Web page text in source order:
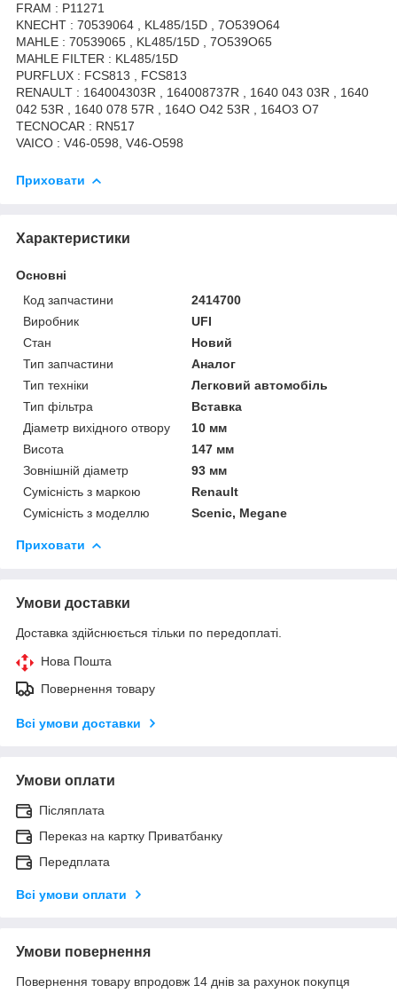
FRAM : P11271
KNECHT : 70539064 , KL485/15D , 7O539O64
MAHLE : 70539065 , KL485/15D , 7O539O65
MAHLE FILTER : KL485/15D
PURFLUX : FCS813 , FCS813
RENAULT : 164004303R , 164008737R , 1640 043 03R , 1640
042 53R , 1640 078 57R , 164O O42 53R , 164O3 O7
TECNOCAR : RN517
VAICO : V46-0598, V46-O598
Приховати
Характеристики
Основні
Код запчастини
2414700
Виробник
UFI
Стан
Новий
Тип запчастини
Аналог
Тип техніки
Легковий автомобіль
Тип фільтра
Вставка
Діаметр вихідного отвору
10 мм
Висота
147 мм
Зовнішній діаметр
93 мм
Сумісність з маркою
Renault
Сумісність з моделлю
Scenic, Megane
Приховати
Умови доставки
Доставка здійснюється тільки по передоплаті.
Нова Пошта
Повернення товару
Всі умови доставки
Умови оплати
Післяплата
Переказ на картку Приватбанку
Передплата
Всі умови оплати
Умови повернення
Повернення товару впродовж 14 днів за рахунок покупця